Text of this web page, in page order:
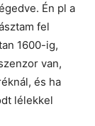
Én pl a
fel
1600-ig,
van,
és ha
lélekkel